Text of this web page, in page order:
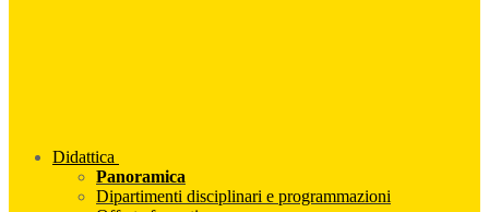
Didattica
Panoramica
Dipartimenti disciplinari e programmazioni